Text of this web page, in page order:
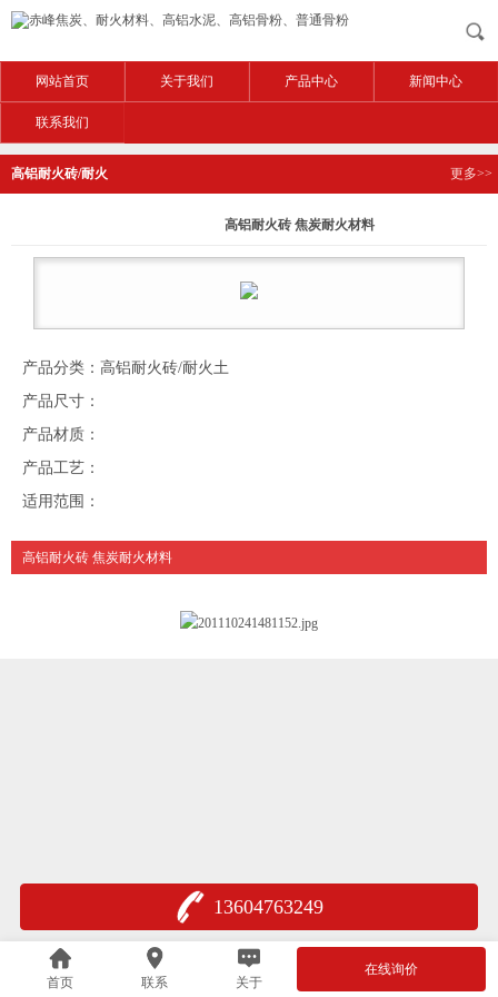
网站首页 关于我们 产品中心 新闻中心
联系我们
高铝耐火砖/耐火 更多>>
高铝耐火砖 焦炭耐火材料
产品分类：高铝耐火砖/耐火土
产品尺寸：
产品材质：
产品工艺：
适用范围：
高铝耐火砖 焦炭耐火材料
13604763249
首页 联系 关于
在线询价